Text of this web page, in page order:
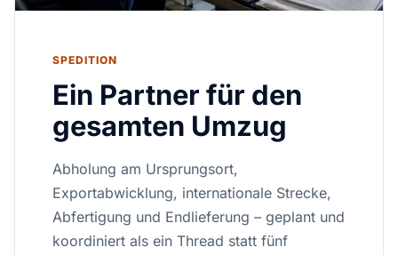
SPEDITION
Ein Partner für den
gesamten Umzug
Abholung am Ursprungsort,
Exportabwicklung, internationale Strecke,
Abfertigung und Endlieferung – geplant und
koordiniert als ein Thread statt fünf